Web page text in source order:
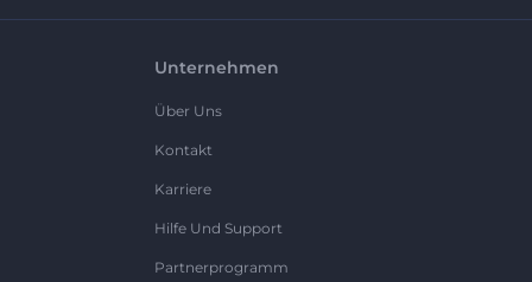
Unternehmen
Über Uns
Kontakt
Karriere
Hilfe Und Support
Partnerprogramm